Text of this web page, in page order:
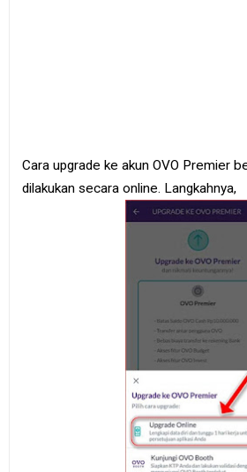
Cara upgrade ke akun OVO Premier
dilakukan secara online. Langkahnya,